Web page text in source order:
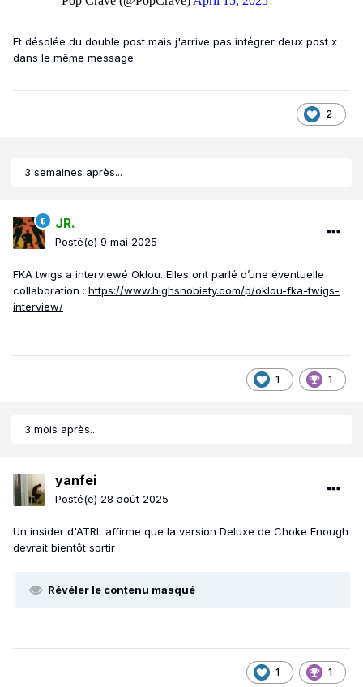
Et désolée du double post mais j'arrive pas intégrer deux post x
dans le même message
2
3 semaines après...
JR.
Posté(e) 9 mai 2025
FKA twigs a interviewé Oklou. Elles ont parlé d’une éventuelle
collaboration : https://www.highsnobiety.com/p/oklou-fka-twigs-
interview/
1 1
3 mois après...
yanfei
Posté(e) 28 août 2025
Un insider d'ATRL affirme que la version Deluxe de Choke Enough
devrait bientôt sortir
Révéler le contenu masqué
1 1